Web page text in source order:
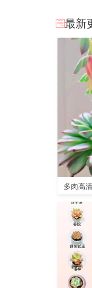
最新
多肉高